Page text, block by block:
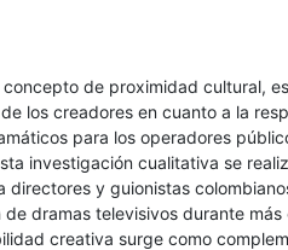
concepto de proximidad cultural,
los creadores en cuanto a la
para los operadores
investigación cualitativa se
directores y guionistas
de dramas televisivos durante
creativa surge como